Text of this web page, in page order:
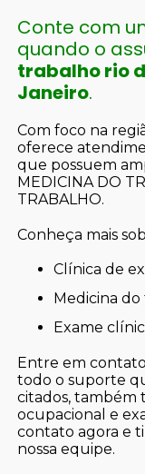
Conte com
quando o
trabalho rio
Janeiro.
Com foco na
oferece
que possuem
MEDICINA DO
TRABALHO.
Conheça mais
clínica de
medicina
exame
Entre em
todo o suporte
citados, também
ocupacional e
contato agora e
nossa equipe.